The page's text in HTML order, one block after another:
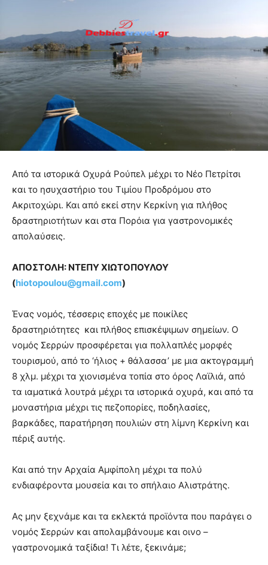
Από τα ιστορικά Οχυρά Ρούπελ μέχρι το Νέο Πετρίτσι
και το ησυχαστήριο του Τιμίου Προδρόμου στο
Ακριτοχώρι. Και από εκεί στην Κερκίνη για πλήθος
δραστηριοτήτων και στα Πορόια για γαστρονομικές
απολαύσεις.
ΑΠΟΣΤΟΛΗ: ΝΤΕΠΥ ΧΙΩΤΟΠΟΥΛΟΥ
(hiotopoulou@gmail.com)
Ένας νομός, τέσσερις εποχές με ποικίλες
δραστηριότητες και πλήθος επισκέψιμων σημείων. Ο
νομός Σερρών προσφέρεται για πολλαπλές μορφές
τουρισμού, από το ‘ήλιος + θάλασσα’ με μια ακτογραμμή
8 χλμ. μέχρι τα χιονισμένα τοπία στο όρος Λαϊλιά, από
τα ιαματικά λουτρά μέχρι τα ιστορικά οχυρά, και από τα
μοναστήρια μέχρι τις πεζοπορίες, ποδηλασίες,
βαρκάδες, παρατήρηση πουλιών στη λίμνη Κερκίνη και
πέριξ αυτής.
Και από την Αρχαία Αμφίπολη μέχρι τα πολύ
ενδιαφέροντα μουσεία και το σπήλαιο Αλιστράτης.
Ας μην ξεχνάμε και τα εκλεκτά προϊόντα που παράγει ο
νομός Σερρών και απολαμβάνουμε και οινο –
γαστρονομικά ταξίδια! Τι λέτε, ξεκινάμε;